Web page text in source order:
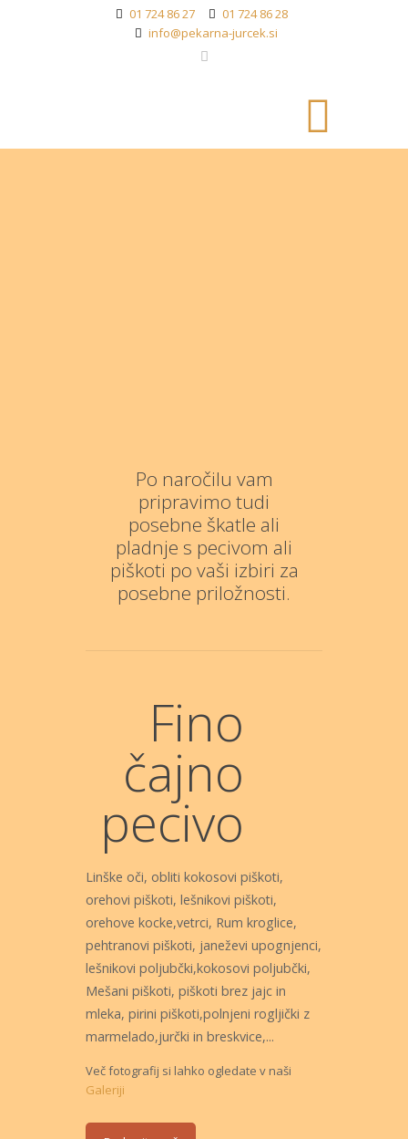
01 724 86 27
01 724 86 28
info@pekarna-jurcek.si
Po naročilu vam
pripravimo tudi
posebne škatle ali
pladnje s pecivom ali
piškoti po vaši izbiri za
posebne priložnosti.
Fino
čajno
pecivo
Linške oči, obliti kokosovi piškoti,
orehovi piškoti, lešnikovi piškoti,
orehove kocke,vetrci, Rum kroglice,
pehtranovi piškoti, janeževi upognjenci,
lešnikovi poljubčki,kokosovi poljubčki,
Mešani piškoti, piškoti brez jajc in
mleka, pirini piškoti,polnjeni rogljički z
marmelado,jurčki in breskvice,...
Več fotografij si lahko ogledate v naši
Galeriji